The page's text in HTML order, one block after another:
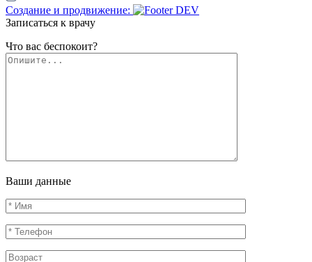
Создание и продвижение:
Записаться к врачу
Что вас беспокоит?
Ваши данные